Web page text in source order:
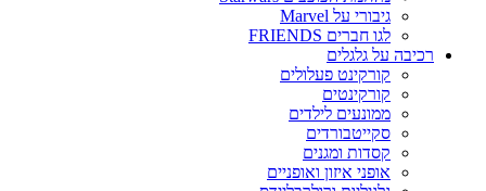
גיבורי על Marvel
לגו חברים FRIENDS
רכיבה על גלגלים
קורקינט פעלולים
קורקינטים
ממונעים לילדים
סקייטבורדים
קסדות ומגנים
אופני איזון ואופניים